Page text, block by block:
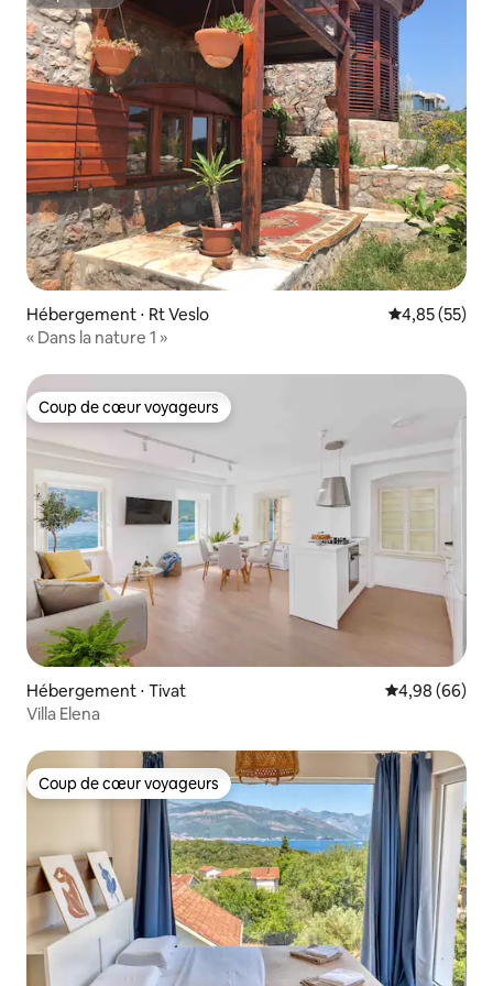
Hébergement ⋅ Rt Veslo Évaluation
4,85 (55)
« Dans la nature 1 »
Coup de cœur voyageurs
Coup de cœur voyageurs
Hébergement ⋅ Tivat Évaluation
4,98 (66)
Villa Elena
Coup de cœur voyageurs
Coup de cœur voyageurs